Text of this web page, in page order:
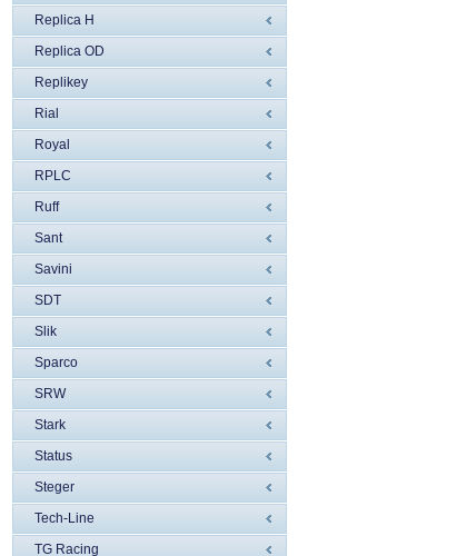
Replica H
Replica OD
Replikey
Rial
Royal
RPLC
Ruff
Sant
Savini
SDT
Slik
Sparco
SRW
Stark
Status
Steger
Tech-Line
TG Racing